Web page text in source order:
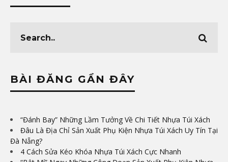
BÀI ĐĂNG GẦN ĐÂY
“Đánh Bay” Những Lầm Tưởng Về Chi Tiết Nhựa Túi Xách
Đâu Là Địa Chỉ Sản Xuất Phụ Kiện Nhựa Túi Xách Uy Tín Tại
Đà Nẵng?
4 Cách Sửa Kéo Khóa Nhựa Túi Xách Cực Nhanh